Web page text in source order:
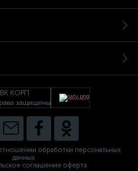
КОРП
защищены
обработки персональных
данных
соглашение оферта